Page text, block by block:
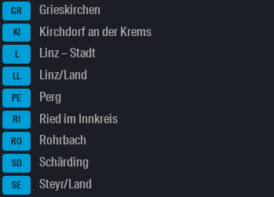
GR Grieskirchen
KI Kirchdorf an der Krems
L Linz – Stadt
LL Linz/Land
PE Perg
RI Ried im Innkreis
RO Rohrbach
SD Schärding
SE Steyr/Land